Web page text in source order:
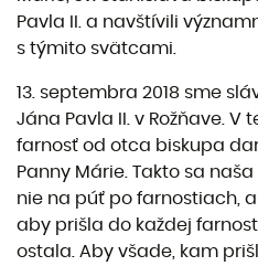
Pavla II. a navštívili
s týmito svätcami.
13. septembra 2018 sme
Jána Pavla II. v Rožňave.
farnosť od otca biskupa
Panny Márie. Takto sa
nie na púť po farnostiach,
aby prišla do každej
ostala. Aby všade, kam